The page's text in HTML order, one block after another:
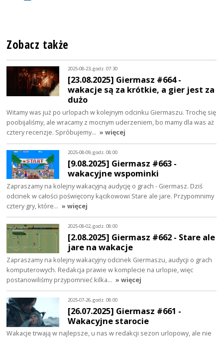
Zobacz także
2025-08-23, godz. 07:30
[23.08.2025] Giermasz #664 -
wakacje są za krótkie, a gier jest za
dużo
Witamy was już po urlopach w kolejnym odcinku Giermaszu. Trochę się
poobijaliśmy, ale wracamy z mocnym uderzeniem, bo mamy dla was aż
cztery recenzje. Spróbujemy… » więcej
2025-08-09, godz. 08:00
[9.08.2025] Giermasz #663 -
wakacyjne wspominki
Zapraszamy na kolejny wakacyjną audycję o grach - Giermasz. Dziś
odcinek w całości poświęcony kącikowowi Stare ale jare. Przypomnimy
cztery gry, które… » więcej
2025-08-02, godz. 08:00
[2.08.2025] Giermasz #662 - Stare ale
jare na wakacje
Zapraszamy na kolejny wakacyjny odcinek Giermaszu, audycji o grach
komputerowych. Redakcja prawie w komplecie na urlopie, więc
postanowiliśmy przypomnieć kilka… » więcej
2025-07-26, godz. 08:00
[26.07.2025] Giermasz #661 -
Wakacyjne starocie
Wakacje trwają w najlepsze, u nas w redakcji sezon urlopowy, ale nie